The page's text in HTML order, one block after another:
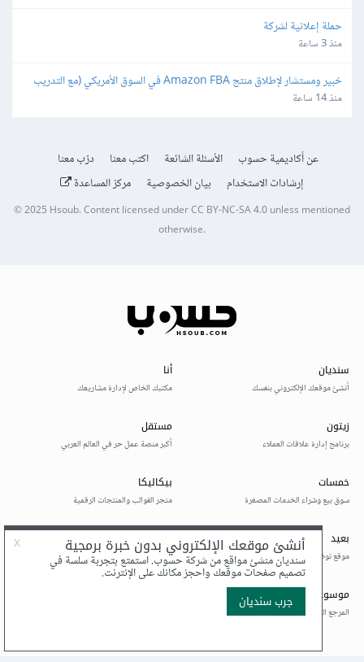
حملة إعلانية لشركة
منذ 3 ساعة
ونقل الخبرة)
منذ 14 ساعة
عن أكاديمية حسوب الأسئلة الشائعة اكتب معنا
درّب معنا
إرشادات الاستخدام
بيان الخصوصية مركز المساعدة
© 2025 Hsoub.Content licensed underCC BY-NC-SA 4.0unless mentioned
otherwise.